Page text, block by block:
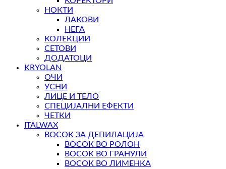
НОКТИ
ЛАКОВИ
НЕГА
КОЛЕКЦИИ
СЕТОВИ
ДОДАТОЦИ
KRYOLAN
ОЧИ
УСНИ
ЛИЦЕ И ТЕЛО
СПЕЦИЈАЛНИ ЕФЕКТИ
ЧЕТКИ
ITALWAX
ВОСОК ЗА ДЕПИЛАЦИЈА
ВОСОК ВО РОЛОН
ВОСОК ВО ГРАНУЛИ
ВОСОК ВО ЛИМЕНКА